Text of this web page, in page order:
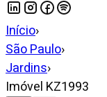
Início›
São Paulo›
Jardins›
Imóvel KZ1993